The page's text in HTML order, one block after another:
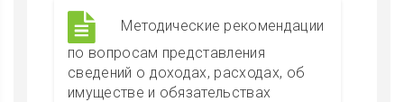
Методические рекомендации
по вопросам представления
сведений о доходах, расходах, об
имуществе и обязательствах